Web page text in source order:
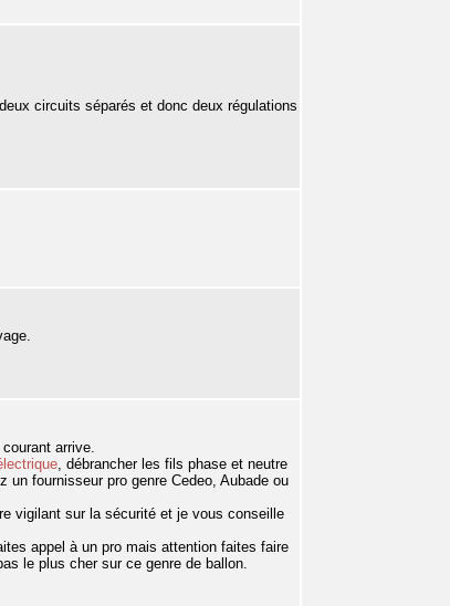
circuits séparés et donc deux régulations
arrive.
, débrancher les fils phase et neutre
fournisseur pro genre Cedeo, Aubade ou
vigilant sur la sécurité et je vous conseille
appel à un pro mais attention faites faire
le plus cher sur ce genre de ballon.